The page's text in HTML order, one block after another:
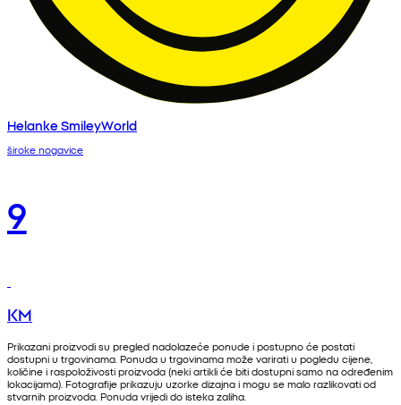
Helanke SmileyWorld
široke nogavice
9
KM
Prikazani proizvodi su pregled nadolazeće ponude i postupno će postati
dostupni u trgovinama. Ponuda u trgovinama može varirati u pogledu cijene,
količine i raspoloživosti proizvoda (neki artikli će biti dostupni samo na određenim
lokacijama). Fotografije prikazuju uzorke dizajna i mogu se malo razlikovati od
stvarnih proizvoda. Ponuda vrijedi do isteka zaliha.